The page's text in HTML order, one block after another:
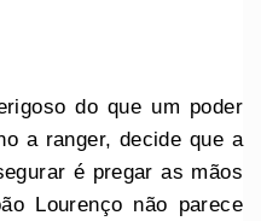
do que um poder
a ranger, decide que a
é pregar as mãos
Lourenço não parece